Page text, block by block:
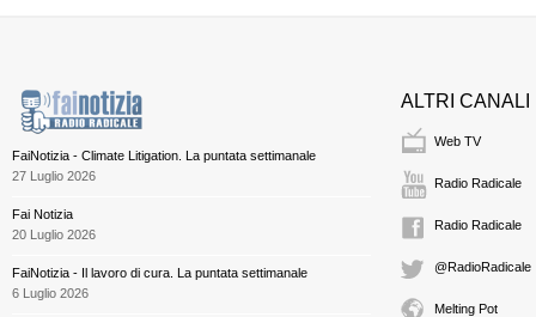
FaiNotizia - Climate Litigation. La puntata settimanale
27 Luglio 2026
Fai Notizia
20 Luglio 2026
FaiNotizia - Il lavoro di cura. La puntata settimanale
6 Luglio 2026
ALTRI CANALI
Web TV
Radio Radicale
Radio Radicale
@RadioRadicale
Melting Pot